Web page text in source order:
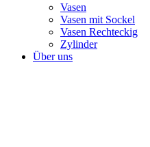
Vasen
Vasen mit Sockel
Vasen Rechteckig
Zylinder
Über uns